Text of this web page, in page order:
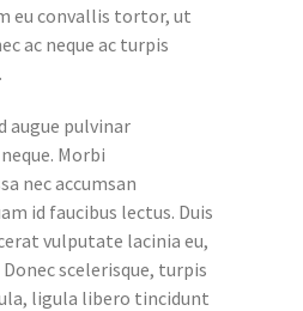
eu convallis tortor, ut
ac neque ac turpis
augue pulvinar
Morbi
nec accumsan
id faucibus lectus. Duis
vulputate lacinia eu,
scelerisque, turpis
ligula libero tincidunt